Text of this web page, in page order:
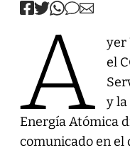
A
yer
el
y la
Energía Atómica
comunicado en el